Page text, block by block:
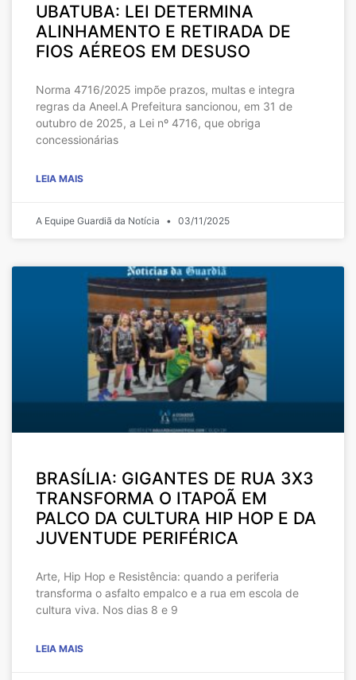
UBATUBA: LEI DETERMINA
ALINHAMENTO E RETIRADA DE
FIOS AÉREOS EM DESUSO
Norma 4716/2025 impõe prazos, multas e integra
regras da Aneel.A Prefeitura sancionou, em 31 de
outubro de 2025, a Lei nº 4716, que obriga
concessionárias
LEIA MAIS
A Equipe Guardiã da Notícia 03/11/2025
BRASÍLIA: GIGANTES DE RUA 3X3
TRANSFORMA O ITAPOÃ EM
PALCO DA CULTURA HIP HOP E DA
JUVENTUDE PERIFÉRICA
Arte, Hip Hop e Resistência: quando a periferia
transforma o asfalto empalco e a rua em escola de
cultura viva. Nos dias 8 e 9
LEIA MAIS